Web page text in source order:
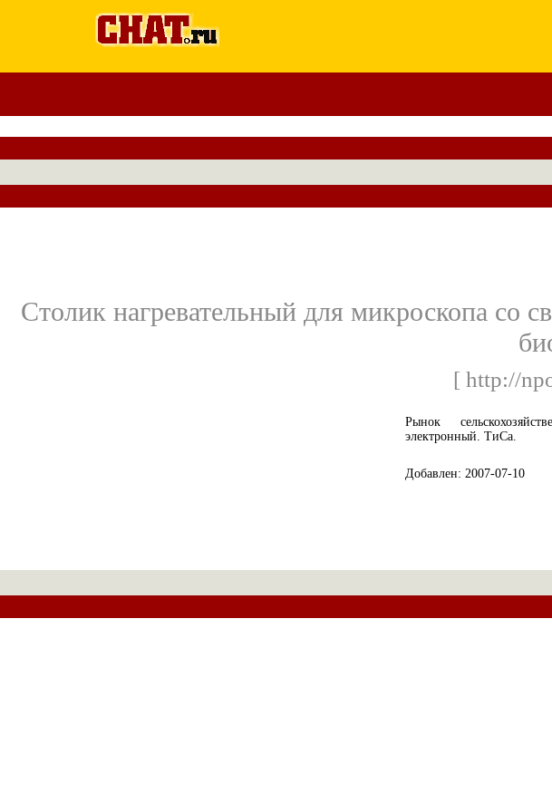
Столик нагревательный для микроскопа со
[ http://
Рынок
электронный. ТиСа.
Добавлен: 2007-07-10